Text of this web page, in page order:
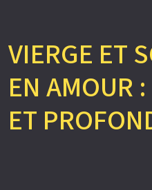
VIERGE ET
EN AMOUR
ET